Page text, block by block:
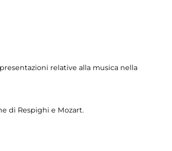
relative alla musica nella
di Respighi e Mozart.